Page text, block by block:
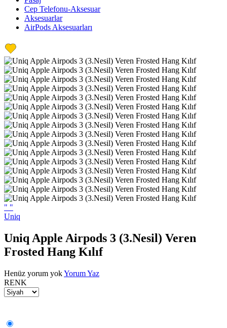
Cep Telefonu-Aksesuar
Aksesuarlar
AirPods Aksesuarları
" "
Uniq
Uniq Apple Airpods 3 (3.Nesil) Veren
Frosted Hang Kılıf
Henüz yorum yokYorum Yaz
RENK